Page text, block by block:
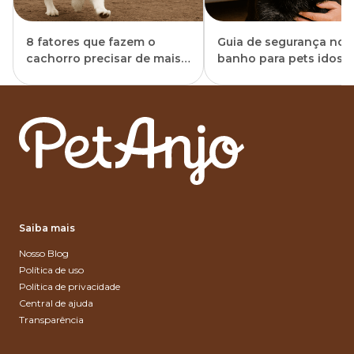
8 fatores que fazem o
cachorro precisar de mais
Guia de segurança no
banho para pets
Saiba mais
Nosso Blog
Política de uso
Política de privacidade
Central de ajuda
Transparência